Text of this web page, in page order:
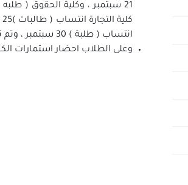
انتساب ( طلبة ) 30 سبتمبر ، وتم تخصيص يوم 1 اكتوبر للمتخلفين عن الكشف الطبي
وعلى الطلاب احضار استمارات